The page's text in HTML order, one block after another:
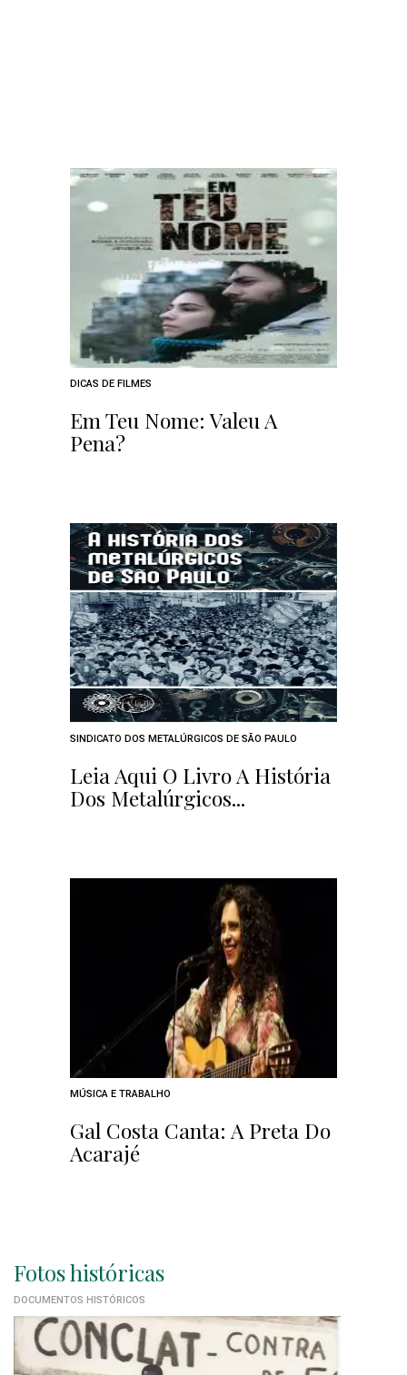
DICAS DE FILMES
Em Teu Nome: Valeu A
Pena?
SINDICATO DOS METALÚRGICOS DE SÃO PAULO
Leia Aqui O Livro A História
Dos Metalúrgicos...
MÚSICA E TRABALHO
Gal Costa Canta: A Preta Do
Acarajé
Fotos históricas
DOCUMENTOS HISTÓRICOS